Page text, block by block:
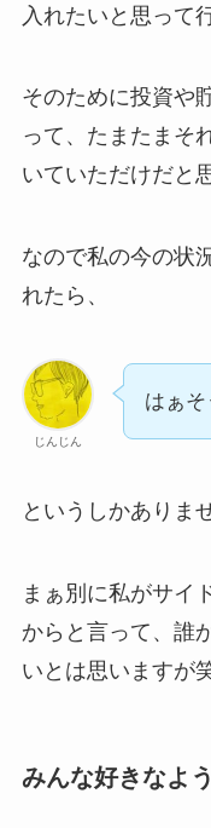
入れたいと思って
そのために投資や
って、たまたまそ
いていただけだと
なので私の今の状
れたら、
じんじん
はぁそ
というしかありま
まぁ別に私がサイ
からと言って、誰
いとは思いますが
みんな好きなよ